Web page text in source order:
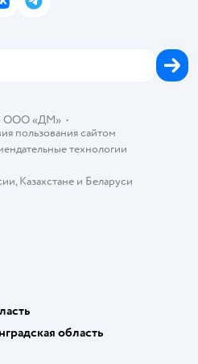
файлов cookie
подарочной карты
ООО «ДМ»•
пользования сайтом
технологии
,Казахстанеи Беларуси
ВКонтактеTelegram
область